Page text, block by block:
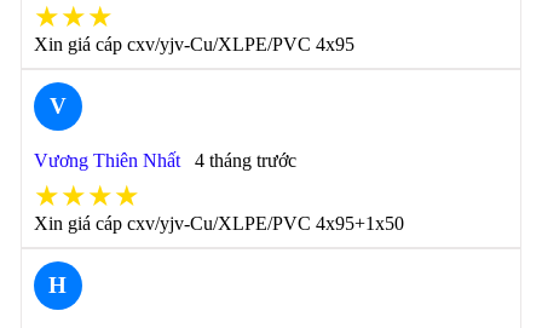
★★★
Xin giá cáp cxv/yjv-Cu/XLPE/PVC 4x95
V
Vương Thiên Nhất 4 tháng trước
★★★★
Xin giá cáp cxv/yjv-Cu/XLPE/PVC 4x95+1x50
H